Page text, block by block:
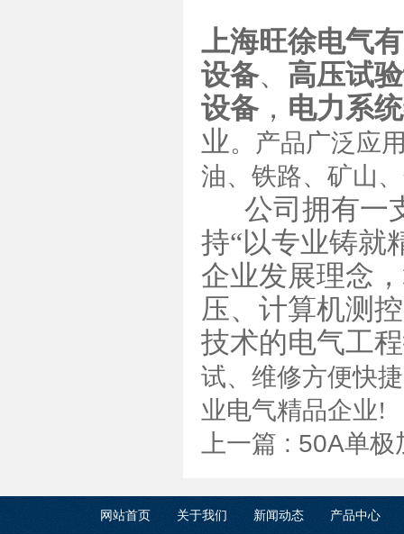
上海旺徐电气
设备、 高压试
设备， 电力系
业。产品广泛应
油、铁路、矿山
公司拥有一
持“以专业铸就
企业发展理念
压、计算机测
技术的电气工程
试、维修方便快
业电气精品企业!
上一篇 : 50A单极
网站首页 关于我们 新闻动态 产品中心